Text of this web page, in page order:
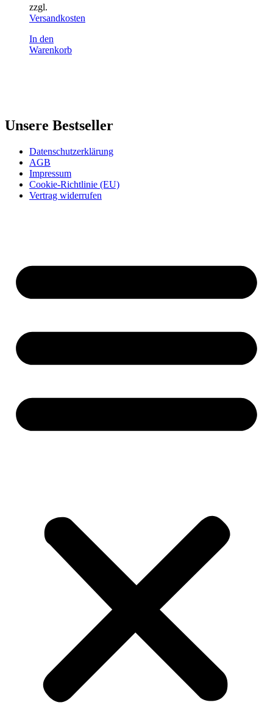
zzgl.
Versandkosten
In den
Warenkorb
Unsere Bestseller
Datenschutzerklärung
AGB
Impressum
Cookie-Richtlinie (EU)
Vertrag widerrufen